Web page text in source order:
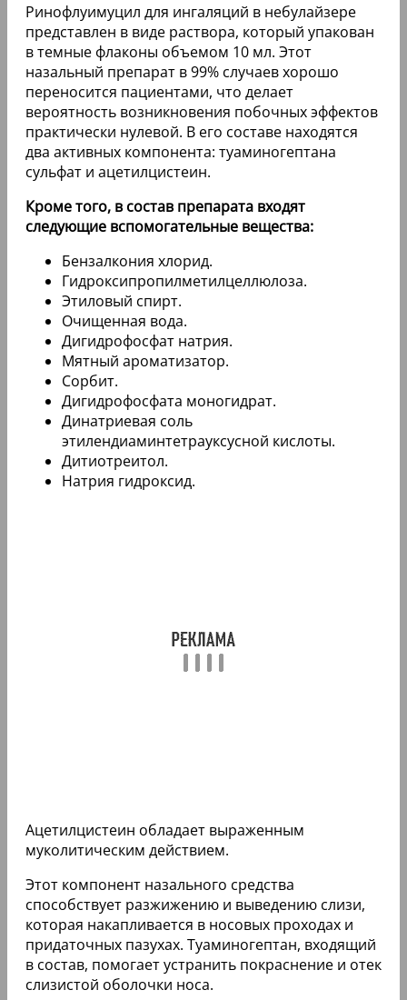
Ринофлуимуцил для ингаляций в небулайзере
представлен в виде раствора, который упакован
в темные флаконы объемом 10 мл. Этот
назальный препарат в 99% случаев хорошо
переносится пациентами, что делает
вероятность возникновения побочных эффектов
практически нулевой. В его составе находятся
два активных компонента: туаминогептана
сульфат и ацетилцистеин.
Кроме того, в состав препарата входят
следующие вспомогательные вещества:
Бензалкония хлорид.
Гидроксипропилметилцеллюлоза.
Этиловый спирт.
Очищенная вода.
Дигидрофосфат натрия.
Мятный ароматизатор.
Сорбит.
Дигидрофосфата моногидрат.
Динатриевая соль
этилендиаминтетрауксусной кислоты.
Дитиотреитол.
Натрия гидроксид.
Ацетилцистеин обладает выраженным
муколитическим действием.
Этот компонент назального средства
способствует разжижению и выведению слизи,
которая накапливается в носовых проходах и
придаточных пазухах. Туаминогептан, входящий
в состав, помогает устранить покраснение и отек
слизистой оболочки носа.